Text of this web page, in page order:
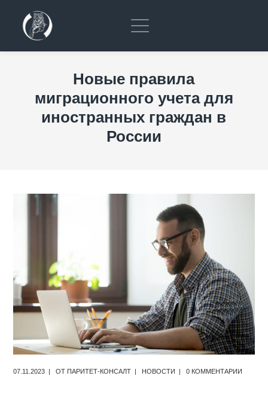
Новые правила
миграционного учета для
иностранных граждан в
России
07.11.2023 ОТПАРИТЕТ-КОНСАЛТ НОВОСТИ 0 КОММЕНТАРИИ